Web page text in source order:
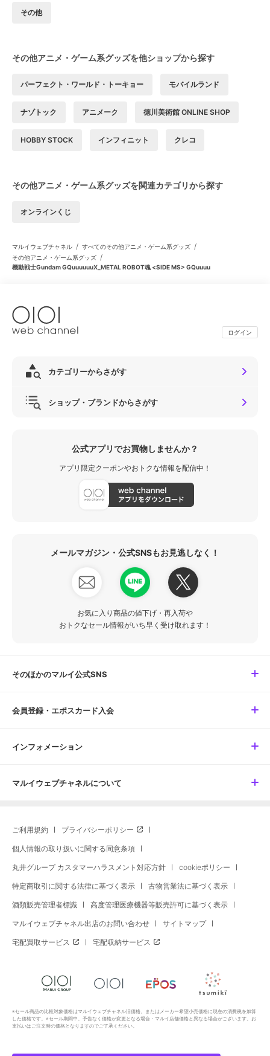
その他
その他アニメ・ゲーム系グッズを他ショップから探す
パーフェクト・ワールド・トーキョー モバイルランド
ナゾトック アニメーク 徳川美術館 ONLINE SHOP
HOBBY STOCK インフィニット クレコ
その他アニメ・ゲーム系グッズを関連カテゴリから探す
オンラインくじ
マルイウェブチャネル / すべてのその他アニメ・ゲーム系グッズ /
その他アニメ・ゲーム系グッズ /
機動戦士Gundam GQuuuuuuX_METAL ROBOT魂 <SIDE MS> GQuuuu
ログイン
カテゴリーからさがす
ショップ・ブランドからさがす
公式アプリでお買物しませんか？
アプリ限定クーポンやおトクな情報を配信中！
メールマガジン・公式SNSもお見逃しなく！
お気に入り商品の値下げ・再入荷や
おトクなセール情報がいち早く受け取れます！
そのほかのマルイ公式SNS
会員登録・エポスカード入会
インフォメーション
マルイウェブチャネルについて
ご利用規約 プライバシーポリシー
個人情報の取り扱いに関する同意条項
丸井グループ カスタマーハラスメント対応方針 cookieポリシー
特定商取引に関する法律に基づく表示 古物営業法に基づく表示
酒類販売管理者標識 高度管理医療機器等販売許可に基づく表示
マルイウェブチャネル出店のお問い合わせ サイトマップ
宅配買取サービス 宅配収納サービス
※セール商品の比較対象価格はマルイウェブチャネル旧価格、またはメーカー希望小売価格に現在の消費税を加算
した価格です。※セール期間中、予告なく価格が変更となる場合・マルイ店舗価格と異なる場合がございます。お
支払いはご注文時の価格となりますのでご了承ください。